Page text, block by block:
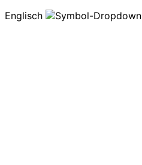
Englisch